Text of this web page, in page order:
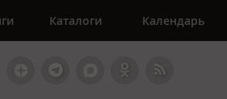
Каталоги Календарь